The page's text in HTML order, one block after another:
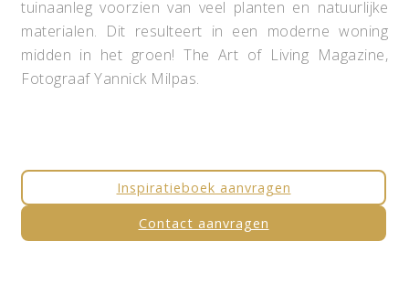
tuinaanleg voorzien van veel planten en natuurlijke
materialen. Dit resulteert in een moderne woning
midden in het groen! The Art of Living Magazine,
Fotograaf Yannick Milpas.
Inspiratieboek aanvragen
Contact aanvragen